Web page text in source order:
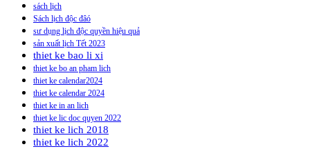
sách lịch
Sách lịch độc đâó
sư dụng lịch độc quyền hiệu quả
sản xuất lịch Tết 2023
thiet ke bao li xi
thiet ke bo an pham lich
thiet ke calendar2024
thiet ke calendar 2024
thiet ke in an lich
thiet ke lic doc quyen 2022
thiet ke lich 2018
thiet ke lich 2022